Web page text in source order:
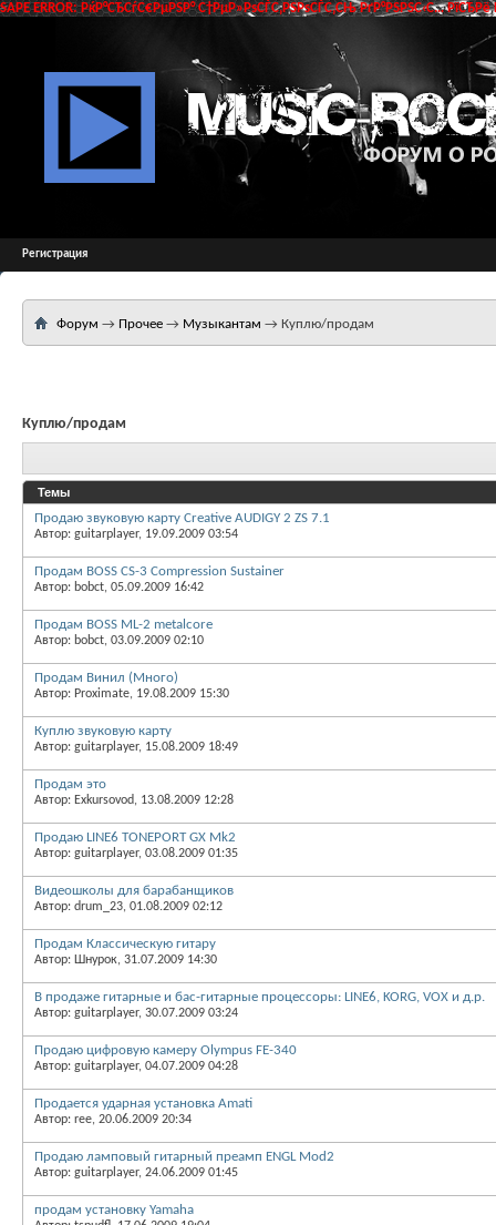
SAPE ERROR: РќР°СЂСѓС€РµРЅР° С†РµР»РѕСЃС‚РЅРѕСЃС‚СЊ РґР°РЅРЅС‹С…
Регистрация
Форум → Прочее → Музыкантам → Куплю/продам
Куплю/продам
Темы
Продаю звуковую карту Creative AUDIGY 2 ZS 7.1
Автор: guitarplayer, 19.09.2009 03:54
Продам BOSS CS-3 Compression Sustainer
Автор: bobct, 05.09.2009 16:42
Продам BOSS ML-2 metalcore
Автор: bobct, 03.09.2009 02:10
Продам Винил (Много)
Автор: Proximate, 19.08.2009 15:30
Куплю звуковую карту
Автор: guitarplayer, 15.08.2009 18:49
Продам это
Автор: Exkursovod, 13.08.2009 12:28
Продаю LINE6 TONEPORT GX Mk2
Автор: guitarplayer, 03.08.2009 01:35
Видеошколы для барабанщиков
Автор: drum_23, 01.08.2009 02:12
Продам Классическую гитару
Автор: Шнурок, 31.07.2009 14:30
В продаже гитарные и бас-гитарные процессоры: LINE6, KORG, VOX и д.р.
Автор: guitarplayer, 30.07.2009 03:24
Продаю цифровую камеру Olympus FE-340
Автор: guitarplayer, 04.07.2009 04:28
Продается ударная установка Amati
Автор: ree, 20.06.2009 20:34
Продаю ламповый гитарный преамп ENGL Mod2
Автор: guitarplayer, 24.06.2009 01:45
продам установку Yamaha